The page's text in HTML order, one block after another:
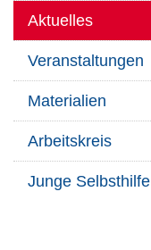
Aktuelles
Veranstaltungen
Materialien
Arbeitskreis
Junge Selbsthilfe